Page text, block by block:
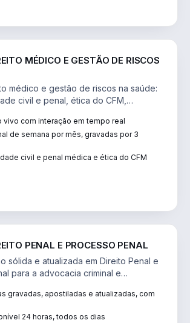
MÉDICO E GESTÃO DE RISCOS
médico e gestão de riscos na saúde:
civil e penal, ética do CFM,
vivo com interação em tempo real
de semana por mês, gravadas por 3
civil e penal médica e ética do CFM
PENAL E PROCESSO PENAL
sólida e atualizada em Direito Penal e
para a advocacia criminal e
gravadas, apostiladas e atualizadas, com
24 horas, todos os dias